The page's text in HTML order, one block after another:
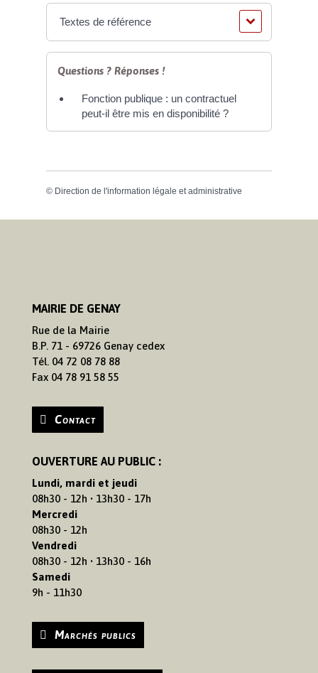
Textes de référence
Questions ? Réponses !
Fonction publique : un contractuel
peut-il être mis en disponibilité ?
© Direction de l'information légale et administrative
MAIRIE DE GENAY
Rue de la Mairie
B.P. 71 - 69726 Genay cedex
Tél. 04 72 08 78 88
Fax 04 78 91 58 55
Contact
OUVERTURE AU PUBLIC :
Lundi, mardi et jeudi
08h30 - 12h • 13h30 - 17h
Mercredi
08h30 - 12h
Vendredi
08h30 - 12h • 13h30 - 16h
Samedi
9h - 11h30
Marchés publics